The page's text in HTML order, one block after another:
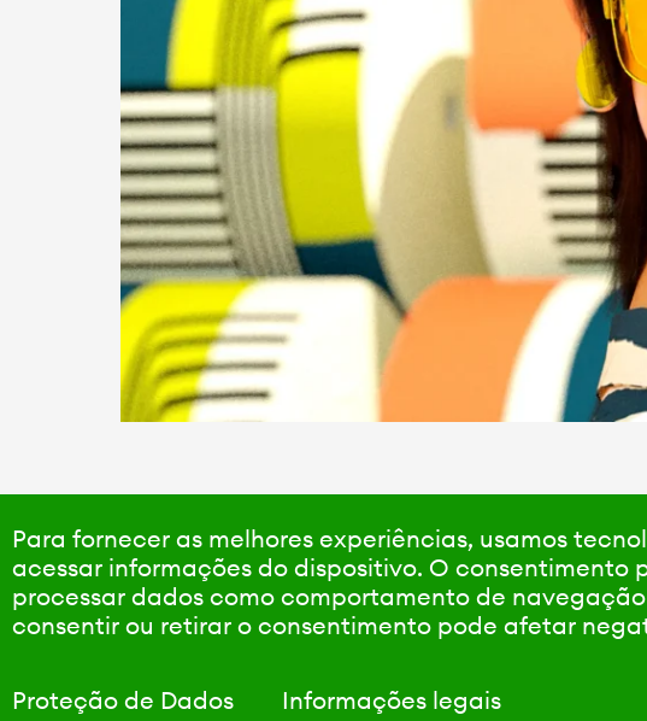
Para fornecer as melhores experiências, usamos
acessar informações do dispositivo. O consentimento
processar dados como comportamento de
consentir ou retirar o consentimento pode afetar
Proteção de Dados
Informações legais